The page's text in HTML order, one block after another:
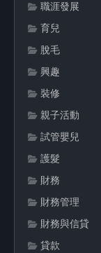
職涯發展
育兒
脫毛
興趣
裝修
親子活動
試管嬰兒
護髮
財務
財務管理
財務與信貸
貸款